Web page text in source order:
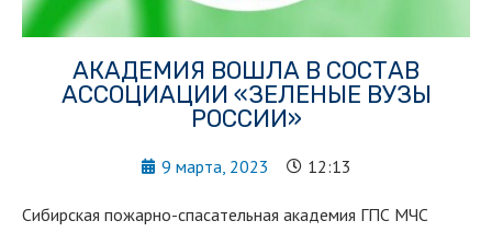
АКАДЕМИЯ ВОШЛА В СОСТАВ
АССОЦИАЦИИ «ЗЕЛЕНЫЕ ВУЗЫ
РОССИИ»
9 марта, 2023 12:13
Сибирская пожарно-спасательная академия ГПС МЧС